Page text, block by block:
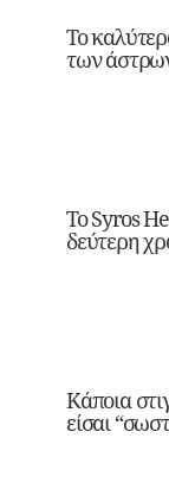
Το
των
Το Syros
δεύτερη
Κάποια
είσαι